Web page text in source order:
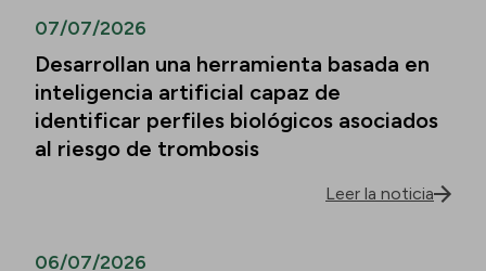
07/07/2026
Desarrollan una herramienta basada en
inteligencia artificial capaz de
identificar perfiles biológicos asociados
al riesgo de trombosis
Leer la noticia
06/07/2026